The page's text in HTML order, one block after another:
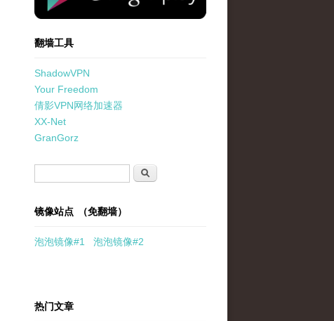
翻墙工具
ShadowVPN
Your Freedom
倩影VPN网络加速器
XX-Net
GranGorz
搜索
镜像站点 （免翻墙）
泡泡镜像#1 泡泡镜像#2
热门文章